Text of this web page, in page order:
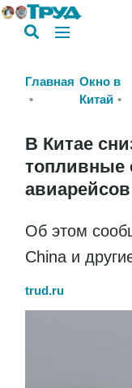
Главная Окно в
Китай
В Китае
топливные
авиарейсов
Об этом
China и
trud.ru